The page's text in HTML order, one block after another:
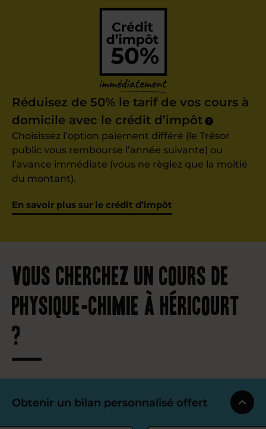
Réduisez de 50% le tarif de vos cours à
domicile avec le crédit d’impôt
?
Choisissez l’option paiement différé (le Trésor
public vous rembourse l’année suivante) ou
l’avance immédiate (vous ne règlez que la moitié
du montant).
En savoir plus sur le crédit d’impôt
Vous cherchez un cours de
physique-chimie à Héricourt
?
Obtenir un bilan personnalisé offert